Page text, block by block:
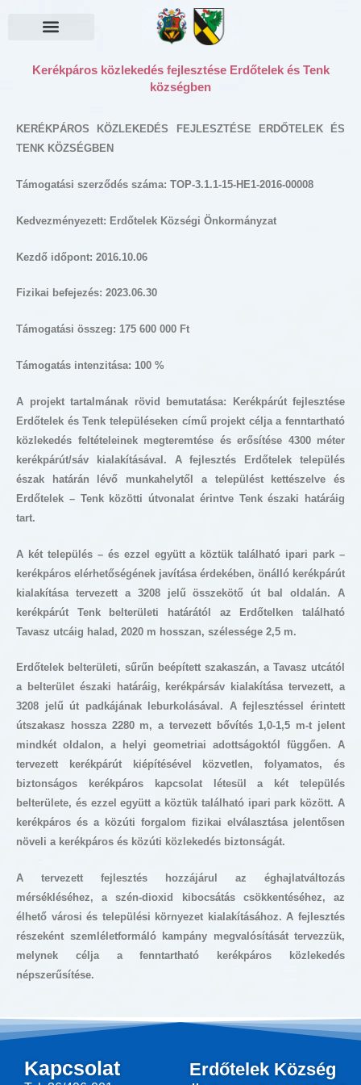
Kerékpáros közlekedés fejlesztése Erdőtelek és Tenk
községben
KERÉKPÁROS KÖZLEKEDÉS FEJLESZTÉSE ERDŐTELEK ÉS
TENK KÖZSÉGBEN
Támogatási szerződés száma: TOP-3.1.1-15-HE1-2016-00008
Kedvezményezett: Erdőtelek Községi Önkormányzat
Kezdő időpont: 2016.10.06
Fizikai befejezés: 2023.06.30
Támogatási összeg: 175 600 000 Ft
Támogatás intenzitása: 100 %
A projekt tartalmának rövid bemutatása: Kerékpárút fejlesztése
Erdőtelek és Tenk településeken című projekt célja a fenntartható
közlekedés feltételeinek megteremtése és erősítése 4300 méter
kerékpárút/sáv kialakításával. A fejlesztés Erdőtelek település
észak határán lévő munkahelytől a települést kettészelve és
Erdőtelek – Tenk közötti útvonalat érintve Tenk északi határáig
tart.
A két település – és ezzel együtt a köztük található ipari park –
kerékpáros elérhetőségének javítása érdekében, önálló kerékpárút
kialakítása tervezett a 3208 jelű összekötő út bal oldalán. A
kerékpárút Tenk belterületi határától az Erdőtelken található
Tavasz utcáig halad, 2020 m hosszan, szélessége 2,5 m.
Erdőtelek belterületi, sűrűn beépített szakaszán, a Tavasz utcától
a belterület északi határáig, kerékpársáv kialakítása tervezett, a
3208 jelű út padkájának leburkolásával. A fejlesztéssel érintett
útszakasz hossza 2280 m, a tervezett bővítés 1,0-1,5 m-t jelent
mindkét oldalon, a helyi geometriai adottságoktól függően. A
tervezett kerékpárút kiépítésével közvetlen, folyamatos, és
biztonságos kerékpáros kapcsolat létesül a két település
belterülete, és ezzel együtt a köztük található ipari park között. A
kerékpáros és a közúti forgalom fizikai elválasztása jelentősen
növeli a kerékpáros és közúti közlekedés biztonságát.
A tervezett fejlesztés hozzájárul az éghajlatváltozás
mérsékléséhez, a szén-dioxid kibocsátás csökkentéséhez, az
élhető városi és települési környezet kialakításához. A fejlesztés
részeként szemléletformáló kampány megvalósítását tervezzük,
melynek célja a fenntartható kerékpáros közlekedés
népszerűsítése.
Kapcsolat
Erdőtelek Község